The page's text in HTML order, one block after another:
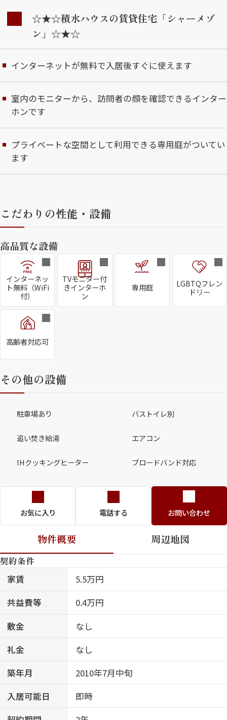
☆★☆積水ハウスの賃貸住宅「シャーメゾ
ン」☆★☆
インターネットが無料で入居後すぐに使えます
室内のモニターから、訪問者の顔を確認できるインター
ホンです
プライベートな空間として利用できる専用庭がついてい
ます
こだわりの性能・設備
高品質な設備
インターネッ
ト無料（WiFi
付）
TVモニター付
きインターホ
ン
専用庭
LGBTQフレン
ドリー
高齢者対応可
その他の設備
駐車場あり バストイレ別
追い焚き給湯 エアコン
IHクッキングヒーター ブロードバンド対応
お気に入り 電話する お問い合わせ
物件概要 周辺地図
契約条件
家賃
5.5万円
共益費等
0.4万円
敷金
なし
礼金
なし
築年月
2010年7月中旬
入居可能日
即時